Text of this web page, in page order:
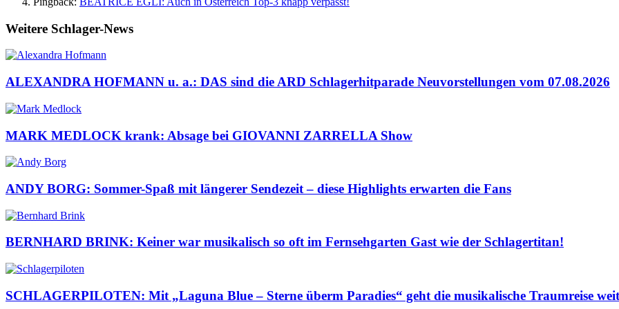
Weitere Schlager-News
ALEXANDRA HOFMANN u. a.: DAS sind die ARD Schlagerhitparade Neuvorstellungen vom 07.08.2026
MARK MEDLOCK krank: Absage bei GIOVANNI ZARRELLA Show
ANDY BORG: Sommer-Spaß mit längerer Sendezeit – diese Highlights erwarten die Fans
BERNHARD BRINK: Keiner war musikalisch so oft im Fernsehgarten Gast wie der Schlagertitan!
SCHLAGERPILOTEN: Mit „Laguna Blue – Sterne überm Paradies“ geht die musikalische Traumreise